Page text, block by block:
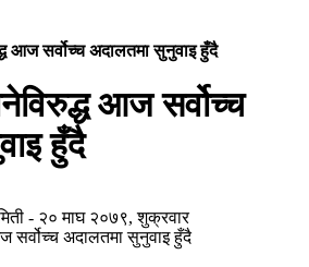
आज सर्वोच्च अदालतमा सुनुवाइ हुँदै
आज सर्वोच्च
हुँदै
- २० माघ २०७९, शुक्रवार